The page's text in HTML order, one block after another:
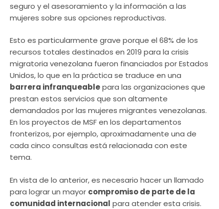
seguro y el asesoramiento y la información a las
mujeres sobre sus opciones reproductivas.
Esto es particularmente grave porque el 68% de los
recursos totales destinados en 2019 para la crisis
migratoria venezolana fueron financiados por Estados
Unidos, lo que en la práctica se traduce en una
barrera infranqueablepara las organizaciones que
prestan estos servicios que son altamente
demandados por las mujeres migrantes venezolanas.
En los proyectos de MSF en los departamentos
fronterizos, por ejemplo, aproximadamente una de
cada cinco consultas está relacionada con este
tema.
En vista de lo anterior, es necesario hacer un llamado
para lograr un mayor compromiso de parte de la
comunidad internacional para atender esta crisis.